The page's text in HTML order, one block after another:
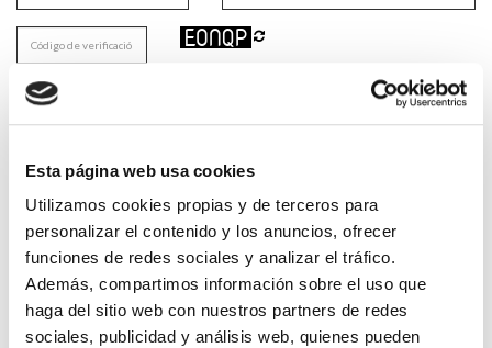
Esta página web usa cookies
Utilizamos cookies propias y de terceros para
personalizar el contenido y los anuncios, ofrecer
funciones de redes sociales y analizar el tráfico.
Además, compartimos información sobre el uso que
haga del sitio web con nuestros partners de redes
sociales, publicidad y análisis web, quienes pueden
Lin e acepto a
LA ALIANZA MÉDICA POR LA SALUD PLANETARIA SE ADHIERE
AL PACTO DE ESTADO FRENTE A LA EMERGENCIA CLIMÁTICA
03/08/2026
PREMIOS DE LA REAL ACADEMIA DE MEDICINA DE GALICIA
2026
31/07/2026